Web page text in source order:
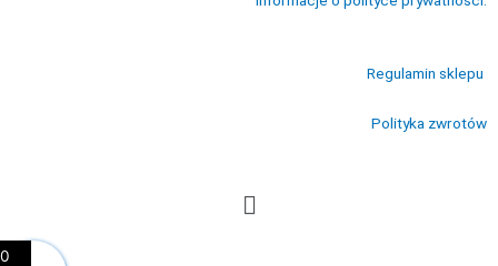
Regulamin sklepu
Polityka zwrotów
Menu
0